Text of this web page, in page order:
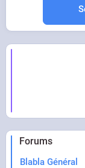
Forums
Blabla Général